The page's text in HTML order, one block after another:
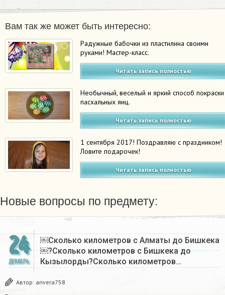
Вам так же может быть интересно:
Радужные бабочки из пластилина своими
руками! Мастер-класс.
Читать запись полностью
Необычный, веселый и яркий способ покраски
пасхальных яиц.
Читать запись полностью
1 сентября 2017! Поздравляю с праздником!
Ловите подарочек!
Читать запись полностью
Новые вопросы по предмету:
24
ДЕКАБРЬ
￼Сколько километров с Алматы до Бишкека
￼?Сколько километров с Бишкека до
Кызылорды?Сколько километров…
Автор: anvera758